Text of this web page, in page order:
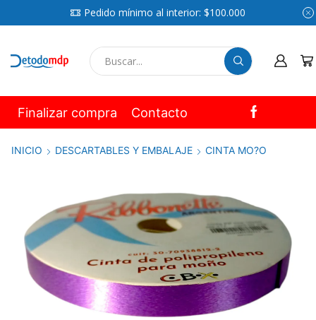
Pedido mínimo al interior: $100.000
Finalizar compra Contacto
INICIO DESCARTABLES Y EMBALAJE CINTA MO?O